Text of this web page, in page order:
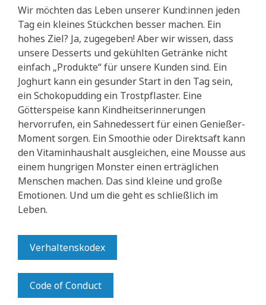
Wir möchten das Leben unserer Kund:innen jeden
Tag ein kleines Stückchen besser machen. Ein
hohes Ziel? Ja, zugegeben! Aber wir wissen, dass
unsere Desserts und gekühlten Getränke nicht
einfach „Produkte“ für unsere Kunden sind. Ein
Joghurt kann ein gesunder Start in den Tag sein,
ein Schokopudding ein Trostpflaster. Eine
Götterspeise kann Kindheitserinnerungen
hervorrufen, ein Sahnedessert für einen Genießer-
Moment sorgen. Ein Smoothie oder Direktsaft kann
den Vitaminhaushalt ausgleichen, eine Mousse aus
einem hungrigen Monster einen erträglichen
Menschen machen. Das sind kleine und große
Emotionen. Und um die geht es schließlich im
Leben.
Verhaltenskodex
Code of Conduct